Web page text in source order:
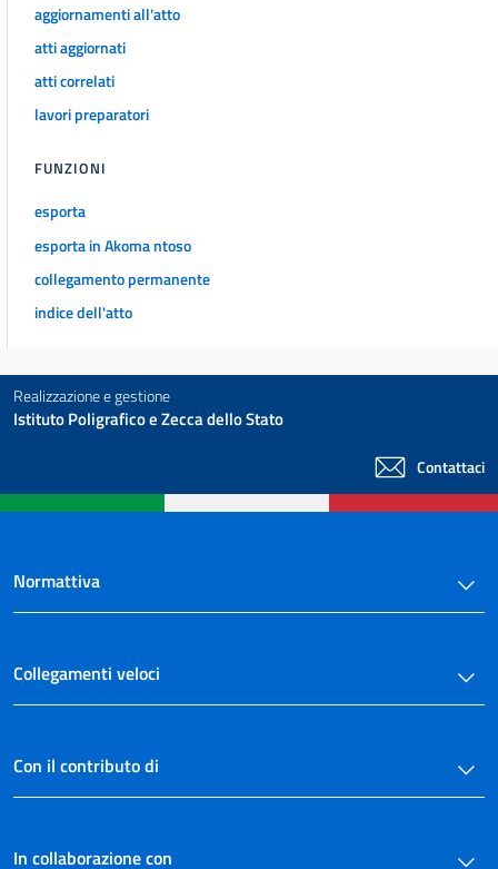
aggiornamenti all'atto
atti aggiornati
atti correlati
lavori preparatori
FUNZIONI
esporta
esporta in Akoma ntoso
collegamento permanente
indice dell'atto
Realizzazione e gestione
Istituto Poligrafico e Zecca dello Stato
Contattaci
Normattiva
Collegamenti veloci
Con il contributo di
In collaborazione con